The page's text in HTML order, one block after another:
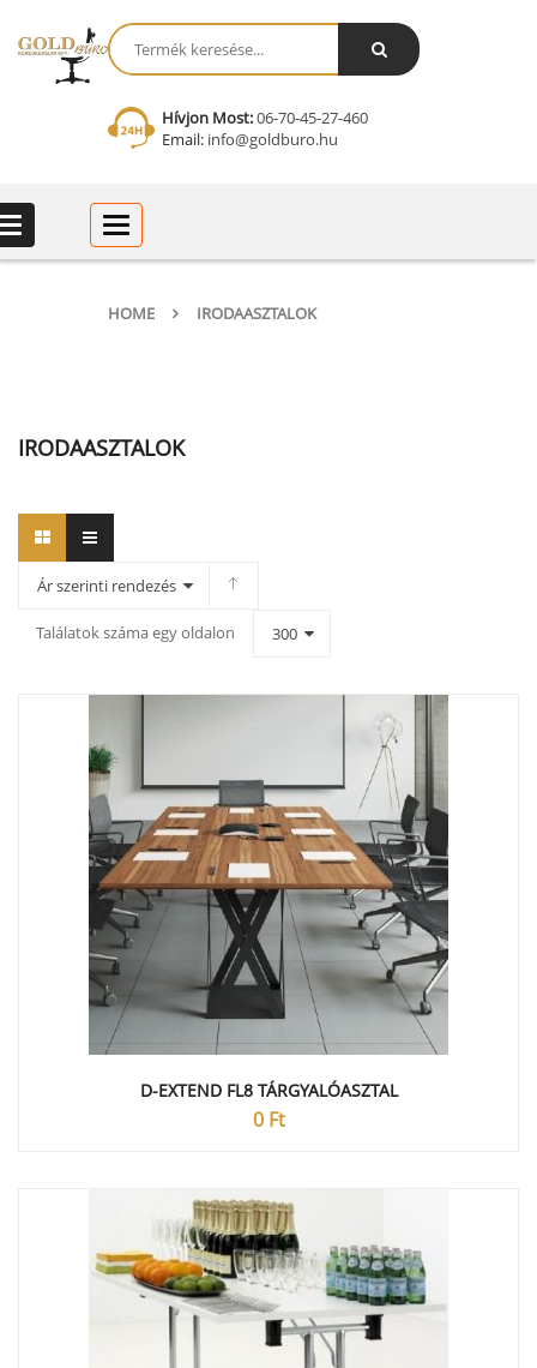
Hívjon Most:06-70-45-27-460
Email:info@goldburo.hu
Categories
Categories
HOME IRODAASZTALOK
IRODAASZTALOK
Ár szerinti rendezés
Találatok száma egy oldalon 300
D-EXTEND FL8 TÁRGYALÓASZTAL
0 Ft